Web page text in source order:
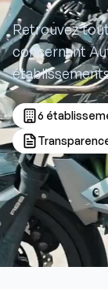
Retrouvez
concernant
6